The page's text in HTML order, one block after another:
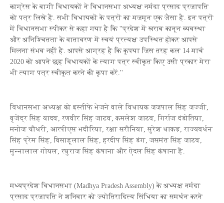
काग्रेस के बागी विधायकों ने विधानसभा अध्यक्ष नर्मदा प्रसाद प्रजापति
को पत्र लिखे हैं. सभी विधायकों के पत्रों का मजमून एक जैसा है. इन पत्रों
में विधानसभा स्पीकर से कहा गया है कि ''प्रदेश में खराब कानून व्यवस्था
और अनिश्चितता के वातावरण में स्वयं प्रत्यक्ष उपस्थित होकर आपसे
मिलना संभव नहीं है. आपसे आग्रह है कि कृपया जिस तरह कल 14 मार्च
2020 को आपने छह विधायकों के त्याग पत्र स्वीकृत किए उसी प्रकार मेरा
भी त्याग पत्र स्वीकृत करने की कृपा करें.''
विधानसभा अध्यक्ष को इस्तीफे भेजने वाले विधायक जजपाल सिंह जज्जी,
बृजेंद्र सिंह यादव, रणवीर सिंह जाटव, कमलेश जाटव, गिर्राज दंडोतिया,
मनोज चौधरी, आरपीएस भदौरिया, रक्षा सरौनिया, सुरेश धाकड़, राज्यवर्धन
सिंह प्रेम सिंह, बिसाहूलाल सिंह, हरदीप सिंह डंग, जसमंत सिंह जाटव,
मुन्नालाल गोयल, रघुराज सिंह कंषाना और ऐदल सिंह कंषाना हैं.
मध्यप्रदेश विधानसभा (Madhya Pradesh Assembly) के अध्यक्ष नर्मदा
प्रसाद प्रजापति ने शनिवार को ज्योतिरादित्य सिंधिया का समर्थन करने